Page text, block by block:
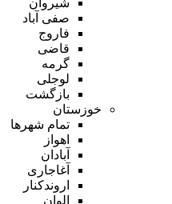
صفی آباد
فاروج
قاضی
گرمه
لوجلی
بازگشت
خوزستان
تمام شهر‌ها
اهواز
آبادان
آغاجاری
اروندکنار
الوان